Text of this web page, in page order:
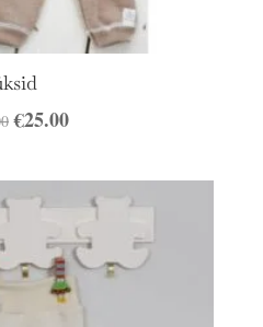
Algne
oli:
€35.00.
€25.00Praegune
on:
€25.00.